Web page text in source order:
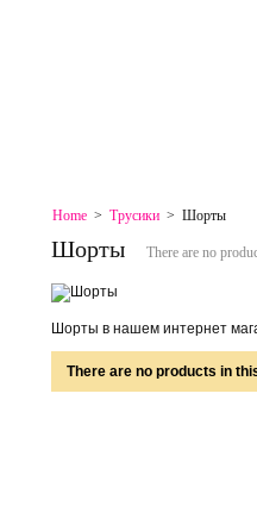
Home > Трусики > Шорты
Шорты There are no
Шорты в нашем интернет
There are no products in